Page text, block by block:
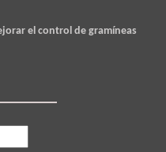
el control de gramíneas